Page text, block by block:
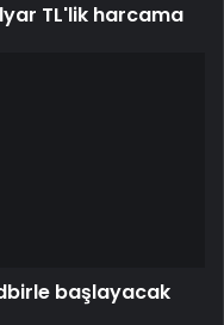
TL'lik harcama
başlayacak